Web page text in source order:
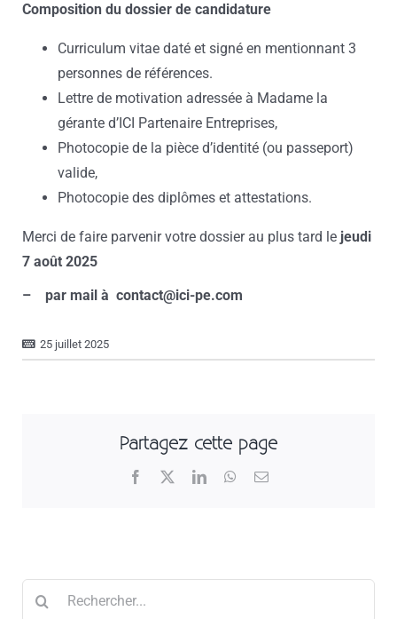
Composition du dossier de candidature
Curriculum vitae daté et signé en mentionnant 3
personnes de références.
Lettre de motivation adressée à Madame la
gérante d’ICI Partenaire Entreprises,
Photocopie de la pièce d’identité (ou passeport)
valide,
Photocopie des diplômes et attestations.
Merci de faire parvenir votre dossier au plus tard le jeudi
7 août 2025
– par mail à contact@ici-pe.com
25 juillet 2025
Partagez cette page
Facebook LinkedInWhatsApp
Email